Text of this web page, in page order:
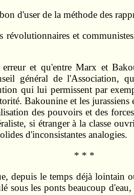
d'user de la méthode des
révolutionnaires et
et qu'entre Marx et
général de l'Association,
qui lui permissent par
Bakounine et les
des pouvoirs et des
si étranger à la classe
d'inconsistantes analogies.
* * *
depuis le temps déjà lointain
sous les ponts beaucoup